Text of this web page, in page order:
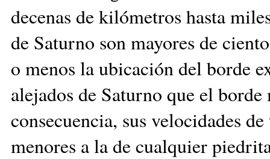
decenas de kilómetros hasta
de Saturno son mayores de
o menos la ubicación del borde
alejados de Saturno que el
consecuencia, sus velocidades
menores a la de cualquier